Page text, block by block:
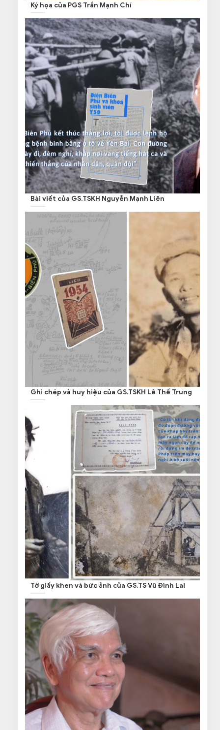
Ký họa của PGS Trần Mạnh Chí
Bài viết của GS.TSKH Nguyễn Mạnh Liên
Ghi chép và huy hiệu của GS.TSKH Lê Thế Trung
Tờ giấy khen và bức ảnh của GS.TS Vũ Đình Lai